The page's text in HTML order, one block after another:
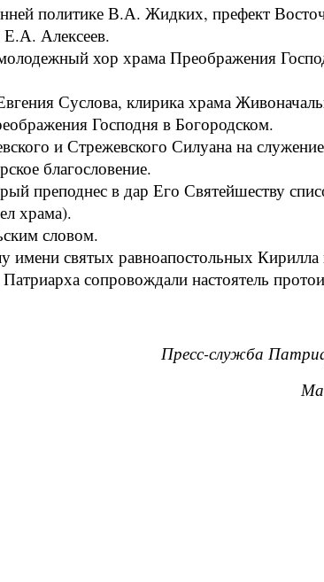
политике В.А. Жидких, префект
Алексеев.
хор храма Преображения
Суслова, клирика храма
Господня в Богородском.
и Стрежевского Силуана на
благословение.
преподнес в дар Его Святейшеству
храма).
словом.
святых равноапостольных
сопровождали настоятель
Пресс-служба